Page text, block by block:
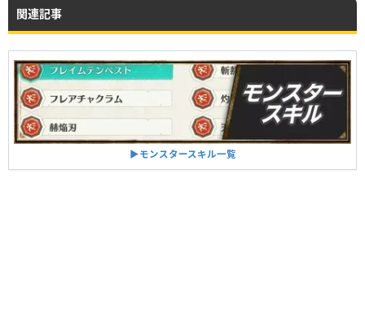
関連記事
▶︎モンスタースキル一覧